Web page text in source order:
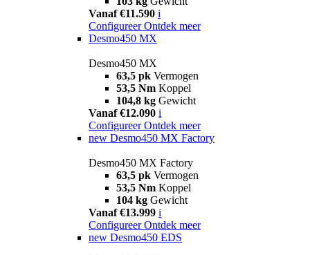
Vanaf €11.590 i
Configureer Ontdek meer
Desmo450 MX
Desmo450 MX
63,5 pk Vermogen
53,5 Nm Koppel
104,8 kg Gewicht
Vanaf €12.090 i
Configureer Ontdek meer
new Desmo450 MX Factory
Desmo450 MX Factory
63,5 pk Vermogen
53,5 Nm Koppel
104 kg Gewicht
Vanaf €13.999 i
Configureer Ontdek meer
new Desmo450 EDS